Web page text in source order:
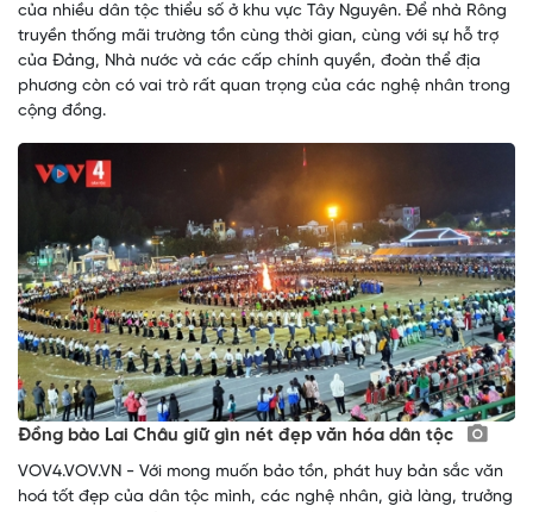
của nhiều dân tộc thiểu số ở khu vực Tây Nguyên. Để nhà Rông
truyền thống mãi trường tồn cùng thời gian, cùng với sự hỗ trợ
của Đảng, Nhà nước và các cấp chính quyền, đoàn thể địa
phương còn có vai trò rất quan trọng của các nghệ nhân trong
cộng đồng.
Đồng bào Lai Châu giữ gìn nét đẹp văn hóa dân tộc
VOV4.VOV.VN - Với mong muốn bảo tồn, phát huy bản sắc văn
hoá tốt đẹp của dân tộc mình, các nghệ nhân, già làng, trưởng